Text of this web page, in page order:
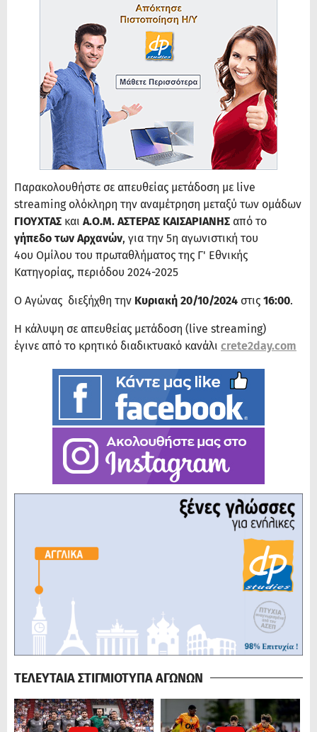
Παρακολουθήστε σε απευθείας μετάδοση με live
streaming ολόκληρη την αναμέτρηση μεταξύ των ομάδων
ΓΙΟΥΧΤΑΣ και Α.Ο.Μ. ΑΣΤΕΡΑΣ ΚΑΙΣΑΡΙΑΝΗΣ από το
γήπεδο των Αρχανών, για την 5η αγωνιστική του
4ου Ομίλου του πρωταθλήματος της Γ' Εθνικής
Κατηγορίας, περιόδου 2024-2025
Ο Αγώνας διεξήχθη την Κυριακή 20/10/2024 στις 16:00.
Η κάλυψη σε απευθείας μετάδοση (live streaming)
έγινε από το κρητικό διαδικτυακό κανάλι crete2day.com
ΤΕΛΕΥΤΑΙΑ ΣΤΙΓΜΙΟΤΥΠΑ ΑΓΩΝΩΝ